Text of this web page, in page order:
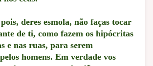
deres esmola, não faças tocar
de ti, como fazem os hipócritas
e nas ruas, para serem
homens. Em verdade vos